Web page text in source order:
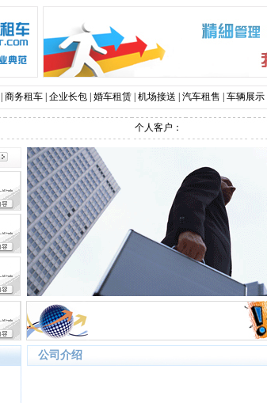
商务租车| 企业长包| 婚车租赁| 机场接送 汽车租售 车辆展示|
个人客户：
公司介绍